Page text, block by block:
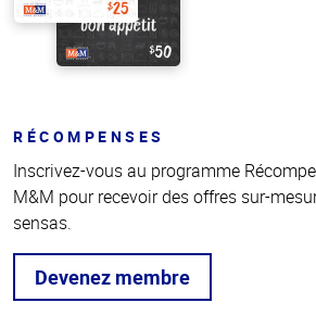
RÉCOMPENSES
Inscrivez-vous au programme
M&M pour recevoir des offres sur-
sensas.
Devenez membre